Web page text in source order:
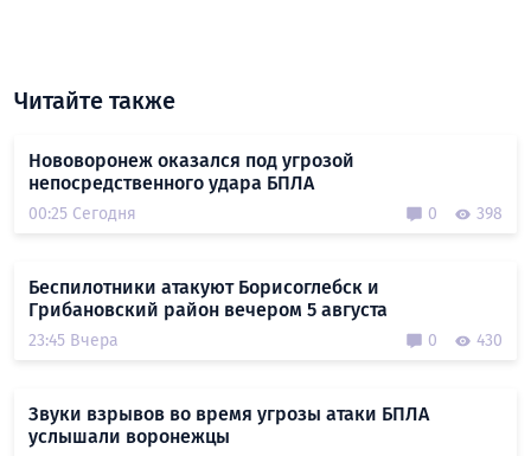
Читайте также
Нововоронеж оказался под угрозой
непосредственного удара БПЛА
00:25 Сегодня 0 398
Беспилотники атакуют Борисоглебск и
Грибановский район вечером 5 августа
23:45 Вчера 0 430
Звуки взрывов во время угрозы атаки БПЛА
услышали воронежцы